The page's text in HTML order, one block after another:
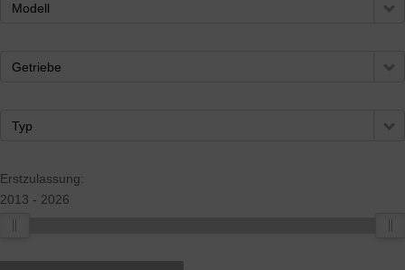
Modell
Getriebe
Typ
Erstzulassung:
2013
2026